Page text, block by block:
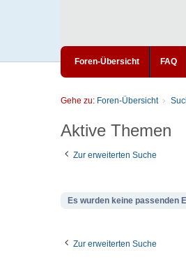
Foren-Übersicht FAQ
Gehe zu: Foren-Übersicht
Aktive Themen
Zur erweiterten Suche
Es wurden keine passenden
Zur erweiterten Suche